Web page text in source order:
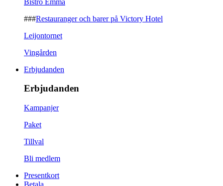
###Restauranger och barer på Victory Hotel
Leijontornet
Vingården
Erbjudanden
Erbjudanden
Kampanjer
Paket
Tillval
Bli medlem
Presentkort
Betala